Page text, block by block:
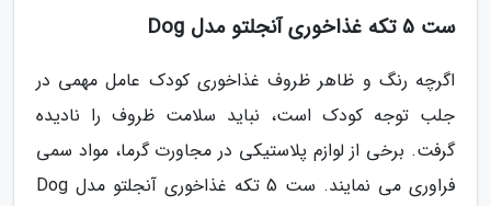
ست 5 تکه غذاخوری آنجلتو مدل Dog
اگرچه رنگ و ظاهر ظروف غذاخوری کودک عامل مهمی در
جلب توجه کودک است، نباید سلامت ظروف را نادیده
گرفت. برخی از لوازم پلاستیکی در مجاورت گرما، مواد سمی
فراوری می نمایند. ست 5 تکه غذاخوری آنجلتو مدل Dog